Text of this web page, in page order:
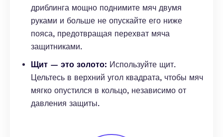
дриблинга мощно поднимите мяч двумя
руками и больше не опускайте его ниже
пояса, предотвращая перехват мяча
защитниками.
Щит — это золото: Используйте щит.
Цельтесь в верхний угол квадрата, чтобы мяч
мягко опустился в кольцо, независимо от
давления защиты.